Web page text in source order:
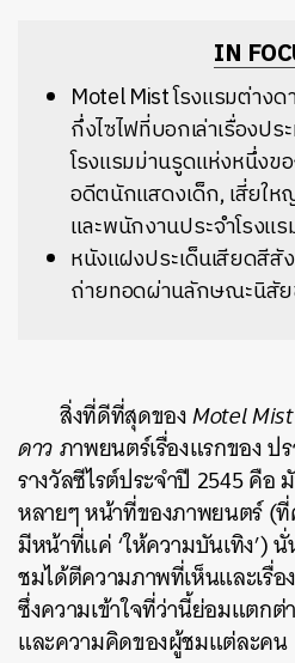
IN
Motel Mist โรงแรมต่าง
กึ่งไซไฟที่บอกเล่าเรื่องป
โรงแรมม่านรูดแห่งหนึ่งข
อดีตนักแสดงเด็ก, เสี่ยให
และพนักงานประจำโรงแร
หนังแฝงประเด็นเสียดสีสั
ถ่ายทอดผ่านลักษณะนิสัย
สิ่งที่ดีที่สุดของMotel
ดาวภาพยนตร์เรื่องแรกของ ป
รางวัลซีไรต์ประจำปี 2545 คือ
หลายๆ หน้าที่ของภาพยนตร์ (
มีหน้าที่แค่ ‘ให้ความบันเทิง’)
ชมได้ตีความภาพที่เห็นและเรื่อ
ซึ่งความเข้าใจที่ว่านี้ย่อมแตก
และความคิดของผู้ชมแต่ละคน